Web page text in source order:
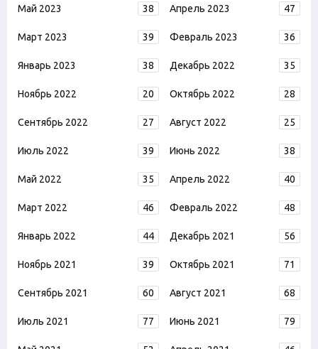
Май 2023 38 Апрель 2023 47
Март 2023 39 Февраль 2023 36
Январь 2023 38 Декабрь 2022 35
Ноябрь 2022 20 Октябрь 2022 28
Сентябрь 2022 27 Август 2022 25
Июль 2022 39 Июнь 2022 38
Май 2022 35 Апрель 2022 40
Март 2022 46 Февраль 2022 48
Январь 2022 44 Декабрь 2021 56
Ноябрь 2021 39 Октябрь 2021 71
Сентябрь 2021 60 Август 2021 68
Июль 2021 77 Июнь 2021 79